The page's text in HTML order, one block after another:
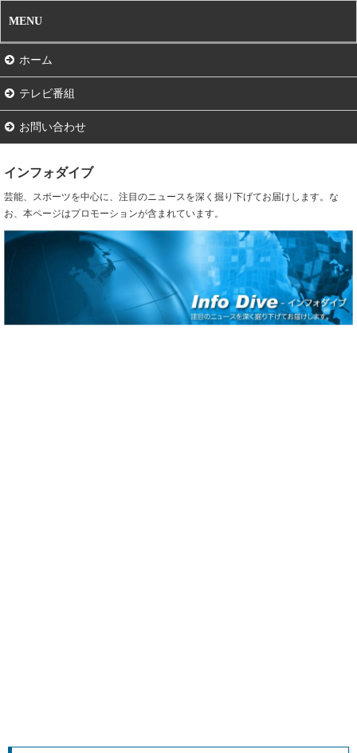
MENU
ホーム
テレビ番組
お問い合わせ
インフォダイブ
芸能、スポーツを中心に、注目のニュースを深く掘り下げてお届けします。な
お、本ページはプロモーションが含まれています。